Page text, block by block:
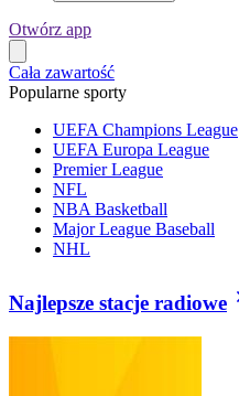
Otwórz app
Cała zawartość
Popularne sporty
UEFA Champions League
UEFA Europa League
Premier League
NFL
NBA Basketball
Major League Baseball
NHL
Najlepsze stacje radiowe